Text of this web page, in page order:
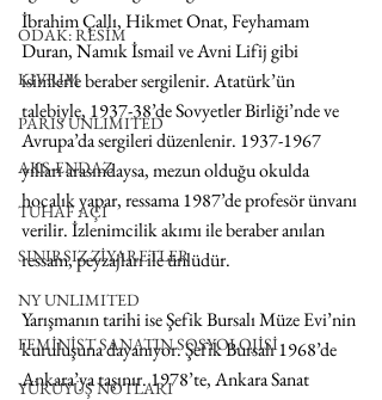
ODAK: RESİM
KIVRIM
PARIS UNLIMITED
AKS-ENDAZ
TUHAF AÇI
SINIRSIZ ZİYARETLER
NY UNLIMITED
FEMİNİST SANATIN SOSYOLOJİSİ
YÜRÜYÜŞ NOTLARI
İbrahim Çallı, Hikmet Onat, Feyhamam
Duran, Namık İsmail ve Avni Lifij gibi
isimlerle beraber sergilenir. Atatürk’ün
talebiyle, 1937-38’de Sovyetler Birliği’nde ve
Avrupa’da sergileri düzenlenir. 1937-1967
yılları arasındaysa, mezun olduğu okulda
hocalık yapar, ressama 1987’de profesör ünvanı
verilir. İzlenimcilik akımı ile beraber anılan
ressam, peyzajları ile ünlüdür.
Yarışmanın tarihi ise Şefik Bursalı Müze Evi’nin
kuruluşuna dayanıyor. Şefik Bursalı 1968’de
Ankara’ya taşınır. 1978’te, Ankara Sanat